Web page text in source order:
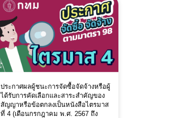
ประกาศผลผู้ชนะการจัดซื้อจัดจ้างหรือผู้
ได้รับการคัดเลือกและสาระสำคัญของ
สัญญาหรือข้อตกลงเป็นหนังสือไตรมาส
ที่ 4 (เดือนกรกฎาคม พ.ศ. 2567 ถึง